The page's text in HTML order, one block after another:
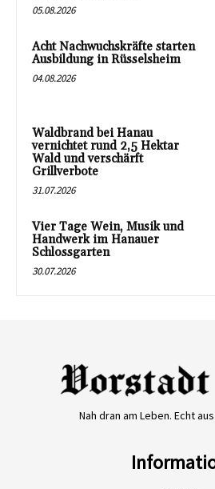
05.08.2026
Acht Nachwuchskräfte starten
Ausbildung in Rüsselsheim
04.08.2026
Waldbrand bei Hanau
vernichtet rund 2,5 Hektar
Wald und verschärft
Grillverbote
31.07.2026
Vier Tage Wein, Musik und
Handwerk im Hanauer
Schlossgarten
30.07.2026
Nah dran am Leben. Echt